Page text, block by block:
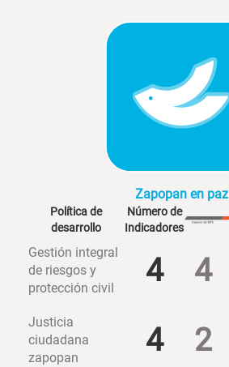
Zapopan en paz
Política de
desarrollo
Número de
Indicadores
Gestión integral
de riesgos y
protección civil
4 4
Justicia
ciudadana
zapopan
4 2